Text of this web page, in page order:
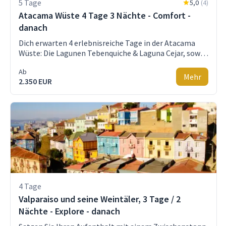
können. Dein Reiseberater wird dich hierzu rechtzeitig
informieren.
5 Tage 5,0 (4)
Atacama Wüste 4 Tage 3 Nächte - Comfort -
danach
Dich erwarten 4 erlebnisreiche Tage in der Atacama
Wüste: Die Lagunen Tebenquiche & Laguna Cejar, sowie
Sonnenuntergang beobachtest und andere Highlights
der Wüste. Inklusive: Private Touren mit
Eintrittskarten, Comfort Hotel und Guide sind
inklusive. Flug von Santiago de Chile - Calama inklusive.
Bitte beachte, dass je nach endgültiger Flugroute und
Ankunfts- und Abflughafen zusätzliche
Übernachtungen und/oder Transfers anfallen können.
Dein Reiseberater wird dich entsprechend informieren.
Ab
2.350 EUR Mehr
4 Tage
Valparaiso und seine Weintäler, 3 Tage / 2
Nächte - Explore - danach